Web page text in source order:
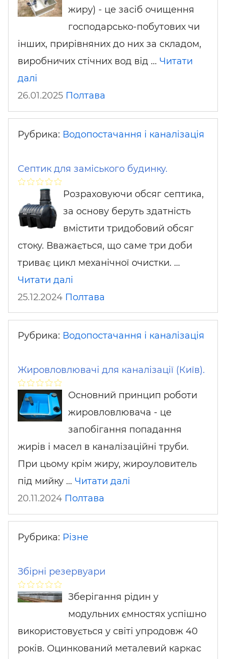
жиру) - це засіб очищення
господарсько-побутових чи
інших, прирівняних до них за складом,
виробничих стічних вод від … Читати
далі
26.01.2025 Полтава
Рубрика: Водопостачання і каналізація
Септик для заміського будинку.
Розраховуючи обсяг септика,
за основу беруть здатність
вмістити тридобовий обсяг
стоку. Вважається, що саме три доби
триває цикл механічної очистки. …
Читати далі
25.12.2024 Полтава
Рубрика: Водопостачання і каналізація
Жировловлювачі для каналізації (Київ).
Основний принцип роботи
жировловлювача - це
запобігання попадання
жирів і масел в каналізаційні труби.
При цьому крім жиру, жироуловитель
під мийку … Читати далі
20.11.2024 Полтава
Рубрика: Різне
Збірні резервуари
Зберігання рідин у
модульних ємностях успішно
використовується у світі упродовж 40
років. Оцинкований металевий каркас